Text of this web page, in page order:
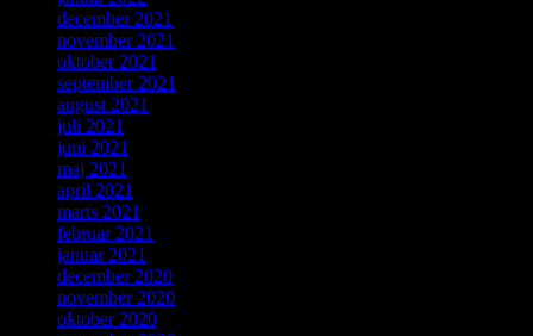
december 2021
november 2021
oktober 2021
september 2021
august 2021
juli 2021
juni 2021
maj 2021
april 2021
marts 2021
februar 2021
januar 2021
december 2020
november 2020
oktober 2020